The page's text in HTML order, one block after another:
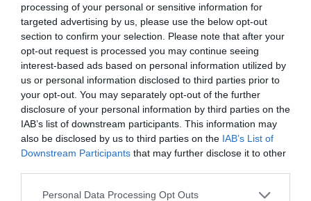
processing of your personal or sensitive information for
targeted advertising by us, please use the below opt-out
section to confirm your selection. Please note that after your
opt-out request is processed you may continue seeing
interest-based ads based on personal information utilized by
us or personal information disclosed to third parties prior to
your opt-out. You may separately opt-out of the further
disclosure of your personal information by third parties on the
IAB’s list of downstream participants. This information may
also be disclosed by us to third parties on the IAB’s List of
Downstream Participants that may further disclose it to other
Please note that this website/app uses one or more Google
Personal Data Processing Opt Outs